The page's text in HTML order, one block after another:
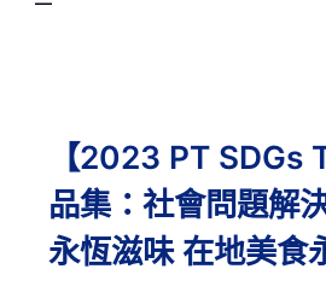
【2023 PT SDGs
品集：社會問題解
永恆滋味 在地美食